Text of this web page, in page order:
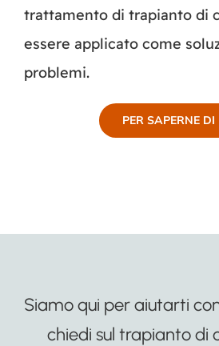
trattamento di trapianto di
essere applicato come
problemi.
PER SAPERNE DI
Siamo qui per aiutarti
chiedi sul trapianto di